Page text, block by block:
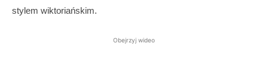
stylem wiktoriańskim.
Obejrzyj wideo